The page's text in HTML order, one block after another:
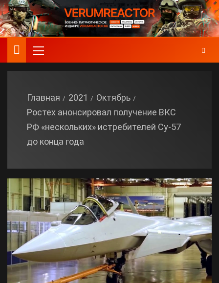
Главная 2021
Октябрь
Ростех анонсировал получение ВКС
РФ «нескольких» истребителей Су-57
до конца года